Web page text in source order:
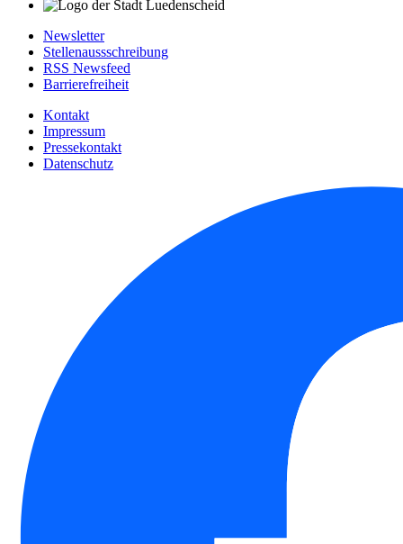
Newsletter
Stellenaussschreibung
RSS Newsfeed
Barrierefreiheit
Kontakt
Impressum
Pressekontakt
Datenschutz